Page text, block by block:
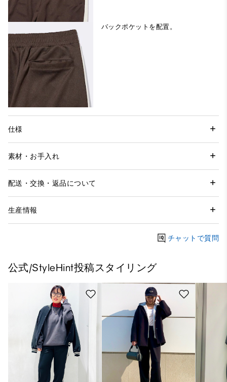
バックポケットを配置。
仕様
素材・お手入れ
配送・交換・返品について
生産情報
チャットで質問
公式/StyleHint投稿スタイリング